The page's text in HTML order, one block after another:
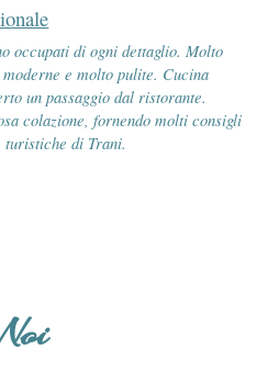
occupati di ogni dettaglio. Molto
e molto pulite. Cucina
un passaggio dal ristorante.
colazione, fornendo molti consigli
turistiche di Trani.